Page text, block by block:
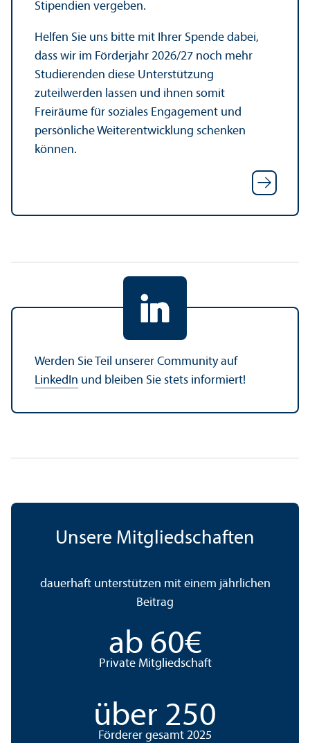
Stipendien vergeben.
Helfen Sie uns bitte mit Ihrer Spende dabei,
dass wir im Förderjahr 2026/27 noch mehr
Studierenden diese Unter­stützung
zuteilwerden lassen und ihnen somit
Freiräume für soziales Engagement und
persönliche Weiter­entwicklung schenken
können.
Werden Sie Teil unserer Community auf
LinkedIn und bleiben Sie stets informiert!
Unsere Mitgliedschaften
dauerhaft unter­stützen mit einem jährlichen
Beitrag
ab 60€
Private Mitgliedschaft
über 250
Förderer gesamt 2025